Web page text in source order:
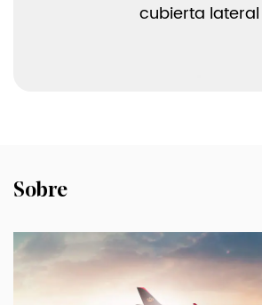
necesidades. Ya sea que vaya
fácilmente. Las cremalleras
permanezca cerrada de
durante el transporte.
Durabilidad y mantenimiento
cubierta lateral
Sobre